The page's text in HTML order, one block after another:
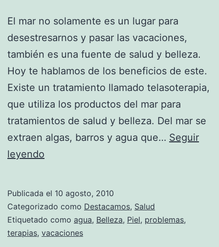
El mar no solamente es un lugar para
desestresarnos y pasar las vacaciones,
también es una fuente de salud y belleza.
Hoy te hablamos de los beneficios de este.
Existe un tratamiento llamado telasoterapia,
que utiliza los productos del mar para
tratamientos de salud y belleza. Del mar se
extraen algas, barros y agua que… Seguir
leyendo
Publicada el 10 agosto, 2010
Categorizado como Destacamos, Salud
Etiquetado como agua, Belleza, Piel, problemas,
terapias, vacaciones